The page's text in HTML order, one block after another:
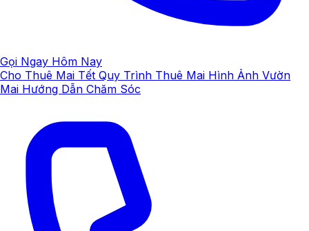
Gọi Ngay Hôm Nay
Cho Thuê Mai Tết Quy Trình Thuê Mai Hình Ảnh Vườn
Mai Hướng Dẫn Chăm Sóc